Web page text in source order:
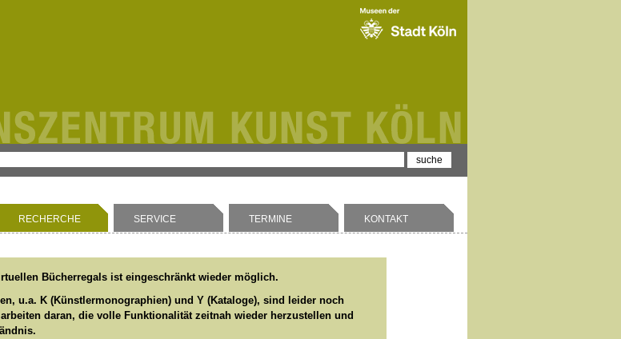
RECHERCHE SERVICE TERMINE KONTAKT
Bücherregals ist eingeschränkt wieder möglich.
u.a. K (Künstlermonographien) und Y (Kataloge), sind leider noch
daran, die volle Funktionalität zeitnah wieder herzustellen und